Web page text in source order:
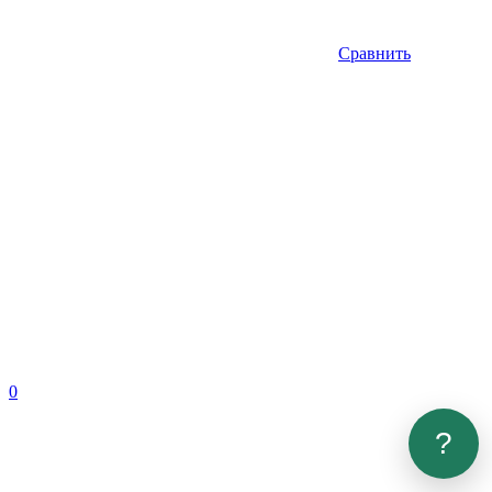
Сравнить
0
?